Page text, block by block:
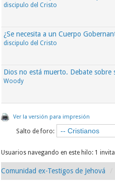
pronunció sobre si se
discriminación, sino
prescrito el plazo de
(Via WIKIPEDIA)
discipulo del Cristo
¿Se necesita a un Cuerpo
discipulo del Cristo
Dios no está muerto. Debate sobre
Woody
Ver la versión para impresión
Salto de foro:
Usuarios navegando en este hilo: 1
Comunidad ex-Testigos de Jehová